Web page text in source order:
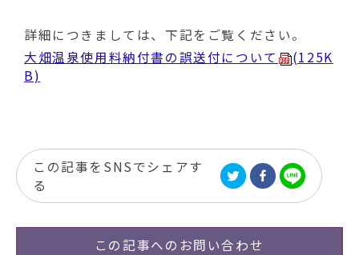
詳細につきましては、下記をご覧ください。
大畑温泉使用料納付書の誤送付について
(125K
B)
この記事をSNSでシェアす
る
この記事への お問い合わせ